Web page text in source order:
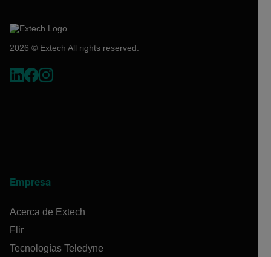
2026 © Extech All rights reserved.
Empresa
Acerca de Extech
Flir
Tecnologías Teledyne